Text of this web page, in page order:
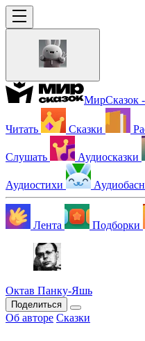
МирСказок -
Читать Сказки
Слушать Аудиосказки
Аудиостихи
Лента Подборки
Октав Панку‑Яшь
Поделиться
Об авторе Сказки